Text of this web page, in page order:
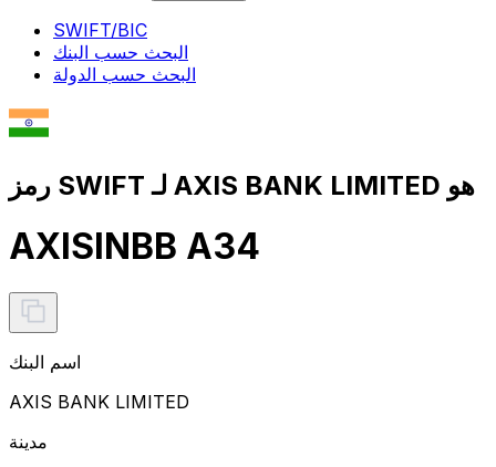
SWIFT/BIC
البحث حسب البنك
البحث حسب الدولة
رمز SWIFT لـ AXIS BANK LIMITED هو
AXISINBB A34
اسم البنك
AXIS BANK LIMITED
مدينة